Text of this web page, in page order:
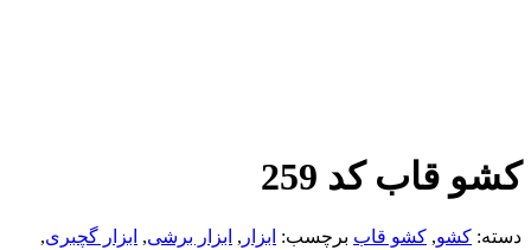
کشو قاب کد 259
دسته: کشو, کشو قاب برچسب: ابزار , ابزار برشی, ابزار گچبری,